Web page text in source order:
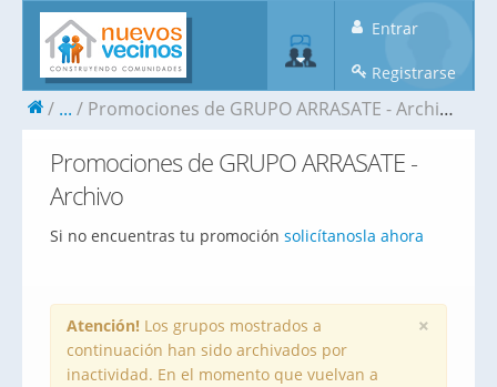
Entrar
Registrarse
... Promociones de GRUPO ARRASATE - Archivo
Promociones de GRUPO ARRASATE -
Archivo
Si no encuentras tu promoción solicítanosla ahora
×
Atención! Los grupos mostrados a
continuación han sido archivados por
inactividad. En el momento que vuelvan a